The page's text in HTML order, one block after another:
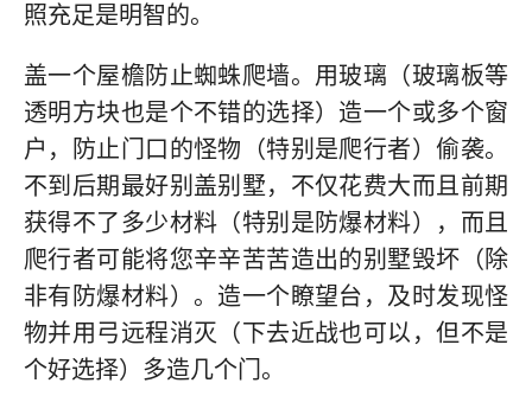
照充足是明智的。
盖一个屋檐防止蜘蛛爬墙。用玻璃（玻璃板等
透明方块也是个不错的选择）造一个或多个窗
户，防止门口的怪物（特别是爬行者）偷袭。
不到后期最好别盖别墅，不仅花费大而且前期
获得不了多少材料（特别是防爆材料），而且
爬行者可能将您辛辛苦苦造出的别墅毁坏（除
非有防爆材料）。造一个瞭望台，及时发现怪
物并用弓远程消灭（下去近战也可以，但不是
个好选择）多造几个门。